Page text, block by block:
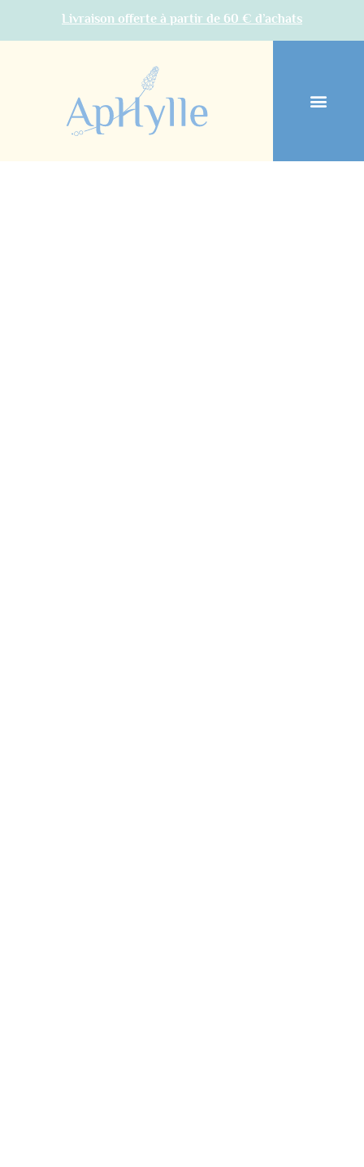
Livraison offerte à partir de 60 € d’achats